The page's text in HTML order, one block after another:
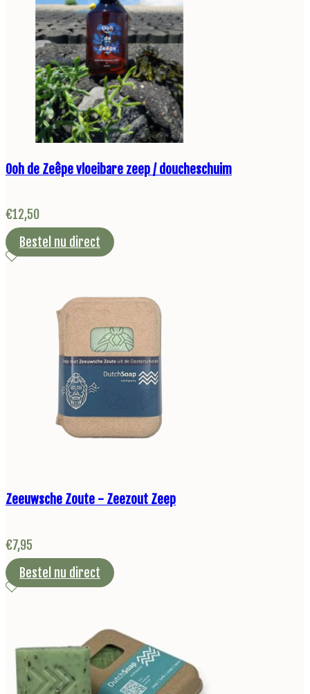
Ooh de Zeêpe vloeibare zeep / doucheschuim
€12,50
Bestel nu direct
Zeeuwsche Zoute - Zeezout Zeep
€7,95
Bestel nu direct